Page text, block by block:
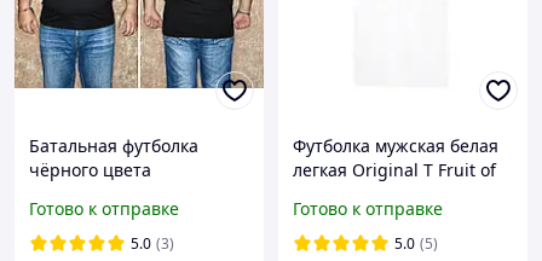
Батальная футболка
чёрного цвета
, хлопок100% чёрная
большая унисекс
Готово к отправке
5.0 (3)
Футболка мужская белая
легкая Original T Fruit of
Готово к отправке
5.0 (5)